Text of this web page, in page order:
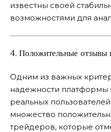
известны своей
возможностями для
4. Положительные отзывы
Одним из важных
надежности платформы
реальных
множество
трейдеров, которые